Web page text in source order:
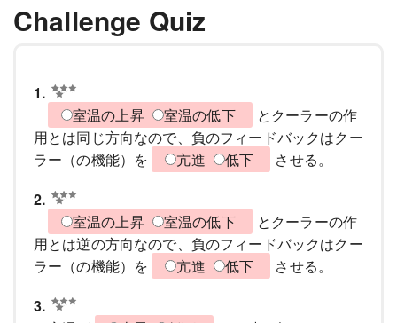
Challenge Quiz
1.
室温の上昇
室温の低下
とクーラーの作
用とは同じ方向なので、負のフィードバックはクー
ラー（の機能）を
亢進 低下
させる。
2.
室温の上昇
室温の低下
とクーラーの作
用とは逆の方向なので、負のフィードバックはクー
ラー（の機能）を
亢進 低下
させる。
3.